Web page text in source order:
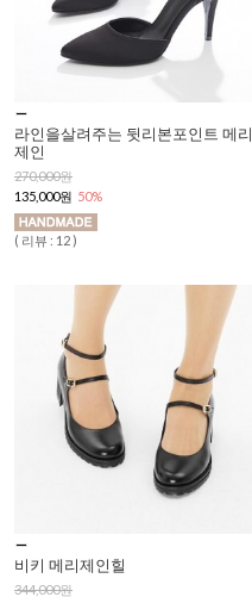
라인을살려주는 뒷리본포인트 메리
제인
270,000원
135,000원 50%
( 리뷰 : 12 )
비키 메리제인힐
344,000원